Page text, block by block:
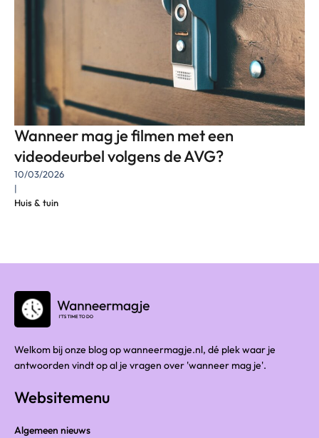
Wanneer mag je filmen met een
videodeurbel volgens de AVG?
10/03/2026
|
Huis & tuin
Welkom bij onze blog op wanneermagje.nl, dé plek waar je
antwoorden vindt op al je vragen over 'wanneer mag je'.
Websitemenu
Algemeen nieuws